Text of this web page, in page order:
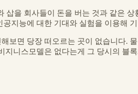
을 회사들이 돈을 버는 것과 같은
지능에 대한 기대와 실험을 이용해
보면 당장 떠오르는 곳이 없습니다.
니스모델은 없다는게 그 당시의 블